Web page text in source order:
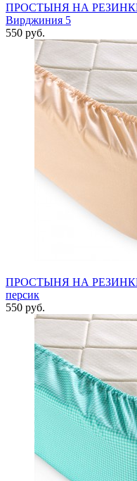
ПРОСТЫНЯ НА РЕЗИНКЕ
Вирджиния 5
550 руб.
ПРОСТЫНЯ НА РЕЗИНКЕ
персик
550 руб.